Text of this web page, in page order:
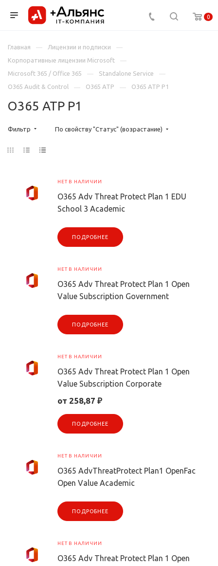
0
Главная
Лицензии и подписки
Корпоративные лицензии Microsoft
Microsoft 365 / Office 365
Standalone Service
O365 Audit & Control
O365 ATP O365 ATP P1
O365 ATP P1
Фильтр По свойству "Статус" (возрастание)
НЕТ В НАЛИЧИИ
O365 Adv Threat Protect Plan 1 EDU
School 3 Academic
ПОДРОБНЕЕ
НЕТ В НАЛИЧИИ
O365 Adv Threat Protect Plan 1 Open
Value Subscription Government
ПОДРОБНЕЕ
НЕТ В НАЛИЧИИ
O365 Adv Threat Protect Plan 1 Open
Value Subscription Corporate
от 258,87 ₽
ПОДРОБНЕЕ
НЕТ В НАЛИЧИИ
O365 AdvThreatProtect Plan1 OpenFac
Open Value Academic
ПОДРОБНЕЕ
НЕТ В НАЛИЧИИ
O365 Adv Threat Protect Plan 1 Open